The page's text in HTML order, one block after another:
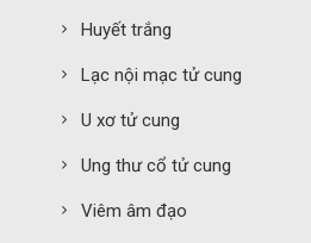
Huyết trắng
Lạc nội mạc tử cung
U xơ tử cung
Ung thư cổ tử cung
Viêm âm đạo